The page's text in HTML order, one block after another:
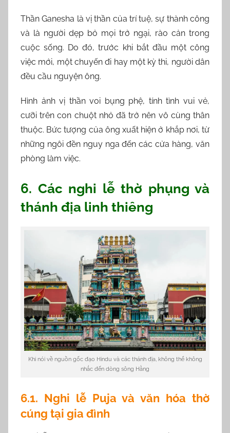
Thần Ganesha là vị thần của trí tuệ, sự thành công
và là người dẹp bỏ mọi trở ngại, rào cản trong
cuộc sống. Do đó, trước khi bắt đầu một công
việc mới, một chuyến đi hay một kỳ thi, người dân
đều cầu nguyện ông.
Hình ảnh vị thần voi bụng phệ, tính tình vui vẻ,
cưỡi trên con chuột nhỏ đã trở nên vô cùng thân
thuộc. Bức tượng của ông xuất hiện ở khắp nơi, từ
những ngôi đền nguy nga đến các cửa hàng, văn
phòng làm việc.
6. Các nghi lễ thờ phụng và
thánh địa linh thiêng
Khi nói về nguồn gốc đạo Hindu và các thánh địa, không thể không
nhắc đến dòng sông Hằng
6.1. Nghi lễ Puja và văn hóa thờ
cúng tại gia đình